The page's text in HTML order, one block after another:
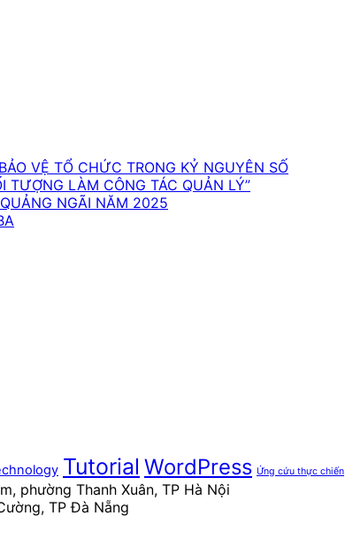
VỆ TỔ CHỨC TRONG KỶ NGUYÊN SỐ
TƯỢNG LÀM CÔNG TÁC QUẢN LÝ”
NGÃI NĂM 2025
Tutorial WordPress Ứng cứu thực chiến
phường Thanh Xuân, TP Hà Nội
TP Đà Nẵng